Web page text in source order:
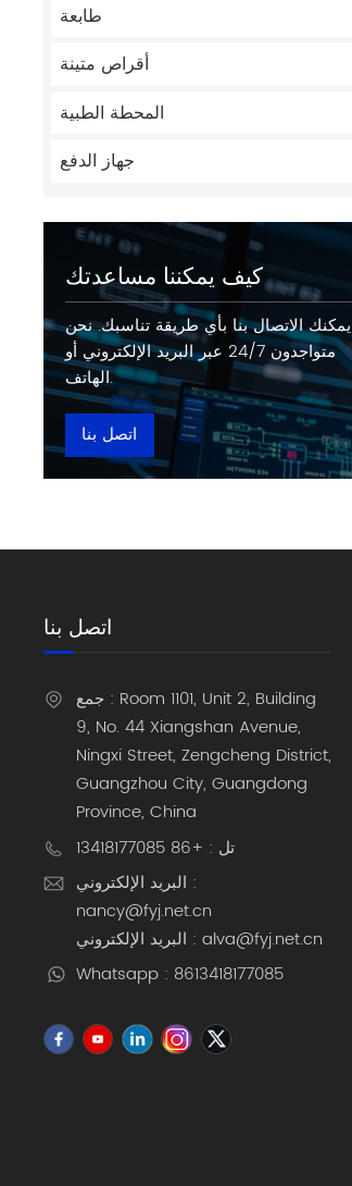
طابعة
أقراص متينة
المحطة الطبية
جهاز الدفع
كيف يمكننا مساعدتك
يمكنك الاتصال بنا بأي طريقة تناسبك. نحن
متواجدون 24/7 عبر البريد الإلكتروني أو
الهاتف.
اتصل بنا
اتصل بنا
جمع : Room 1101, Unit 2, Building
9, No. 44 Xiangshan Avenue,
Ningxi Street, Zengcheng District,
Guangzhou City, Guangdong
Province, China
تل : +86 13418177085
البريد الإلكتروني :
nancy@fyj.net.cn
البريد الإلكتروني : alva@fyj.net.cn
Whatsapp : 8613418177085